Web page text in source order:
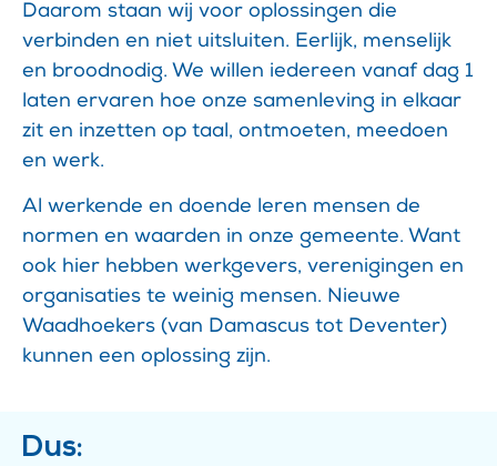
Daarom staan wij voor oplossingen die
verbinden en niet uitsluiten. Eerlijk, menselijk
en broodnodig. We willen iedereen vanaf dag 1
laten ervaren hoe onze samenleving in elkaar
zit en inzetten op taal, ontmoeten, meedoen
en werk.
Al werkende en doende leren mensen de
normen en waarden in onze gemeente. Want
ook hier hebben werkgevers, verenigingen en
organisaties te weinig mensen. Nieuwe
Waadhoekers (van Damascus tot Deventer)
kunnen een oplossing zijn.
Dus: